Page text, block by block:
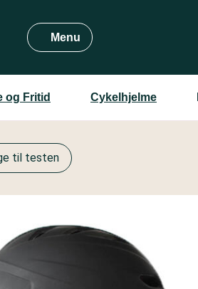
Menu
og Fritid Cykelhjelme
til testen